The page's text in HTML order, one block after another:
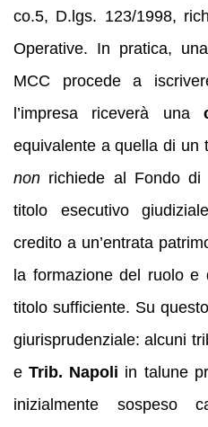
co.5, D.lgs. 123/1998,
Operative. In pratica,
MCC procede a
l’impresa riceverà una
equivalente a quella di un
non richiede al Fondo
titolo esecutivo
credito a un’entrata
la formazione del ruolo
titolo sufficiente. Su
giurisprudenziale: alcuni
eTrib. Napoli in talune
inizialmente sospeso